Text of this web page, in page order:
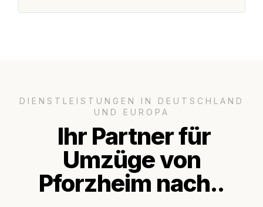
DIENSTLEISTUNGEN IN DEUTSCHLAND
UND EUROPA
Ihr Partner für
Umzüge von
Pforzheim nach..